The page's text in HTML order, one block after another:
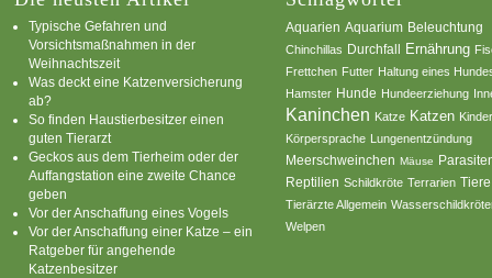
Typische Gefahren und
Vorsichtsmaßnahmen in der
Weihnachtszeit
Was deckt eine Katzenversicherung
ab?
So finden Haustierbesitzer einen
guten Tierarzt
Geckos aus dem Tierheim oder der
Auffangstation eine zweite Chance
geben
Vor der Anschaffung eines Vogels
Vor der Anschaffung einer Katze – ein
Ratgeber für angehende
Katzenbesitzer
Aquarien Aquarium Beleuchtung
Chinchillas Durchfall Ernährung
Frettchen Futter Haltung eines
Hamster Hunde Hundeerziehung
Kaninchen Katze Katzen
Körpersprache Lungenentzündung
Meerschweinchen Mäuse
Reptilien Schildkröte Terrarien Tiere
Tierärzte Allgemein
Welpen